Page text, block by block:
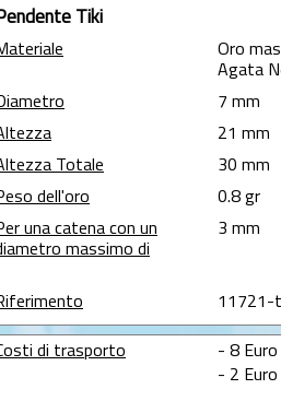
Tiki
Oro
Agata
7 mm
21 mm
Totale
30 mm
dell'oro
0.8 gr
una catena con un
massimo di
3 mm
11721-
di trasporto
- 8 Euro
- 2 Euro